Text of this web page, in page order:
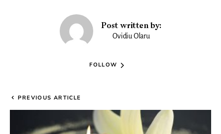
Post written by:
Ovidiu Olaru
FOLLOW
PREVIOUS ARTICLE